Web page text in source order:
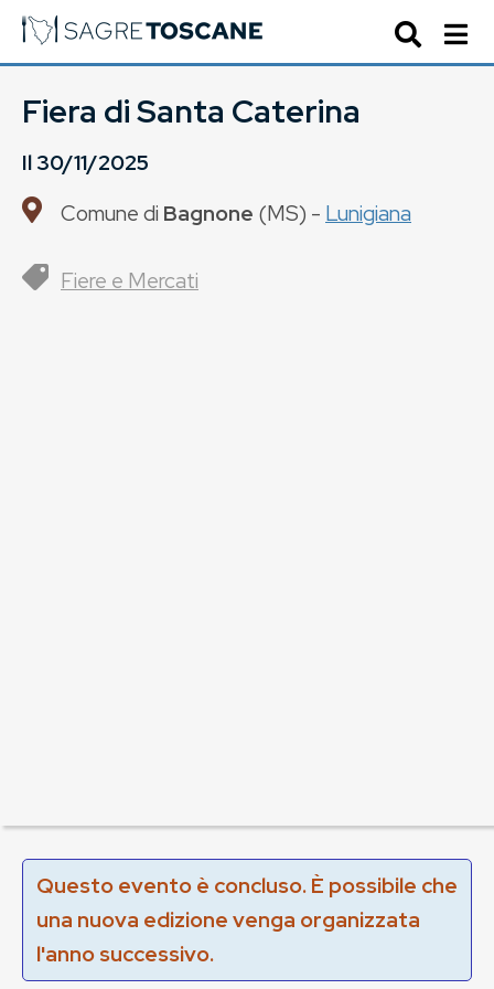
Fiera di Santa Caterina
Il30/11/2025
Comune di Bagnone (MS) - Lunigiana
Fiere e Mercati
Questo evento è concluso. È possibile che
una nuova edizione venga organizzata
l'anno successivo.